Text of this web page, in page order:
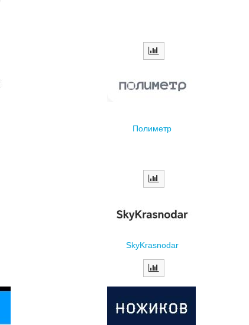
Полиметр
SkyKrasnodar